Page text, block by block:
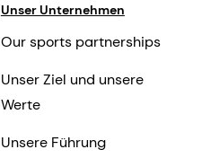
Unser Unternehmen
Our sports partnerships
Unser Ziel und unsere
Werte
Unsere Führung